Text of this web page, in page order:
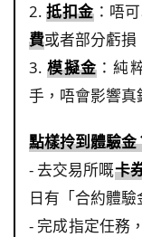
2.抵扣金：唔
費或者部分虧損
3.模擬金 ：純
手，唔會影響真
點樣拎到體驗金
- 去交易所嘅卡
日有「合約體驗
- 完成指定任務